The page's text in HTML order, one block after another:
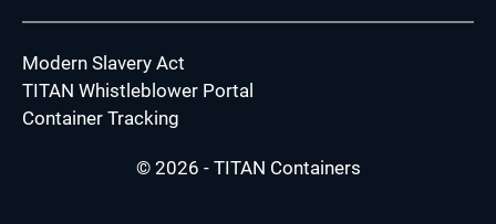
Modern Slavery Act
TITAN Whistleblower Portal
Container Tracking
© 2026 - TITAN Containers